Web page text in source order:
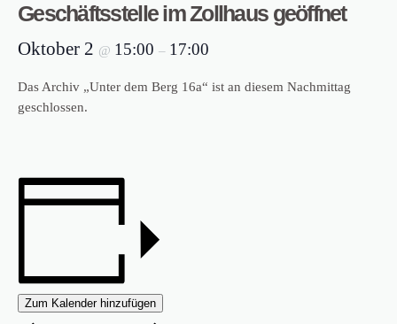
Geschäftsstelle im Zollhaus geöffnet
Oktober 2 @ 15:00 – 17:00
Das Archiv „Unter dem Berg 16a“ ist an diesem Nachmittag
geschlossen.
Zum Kalender hinzufügen